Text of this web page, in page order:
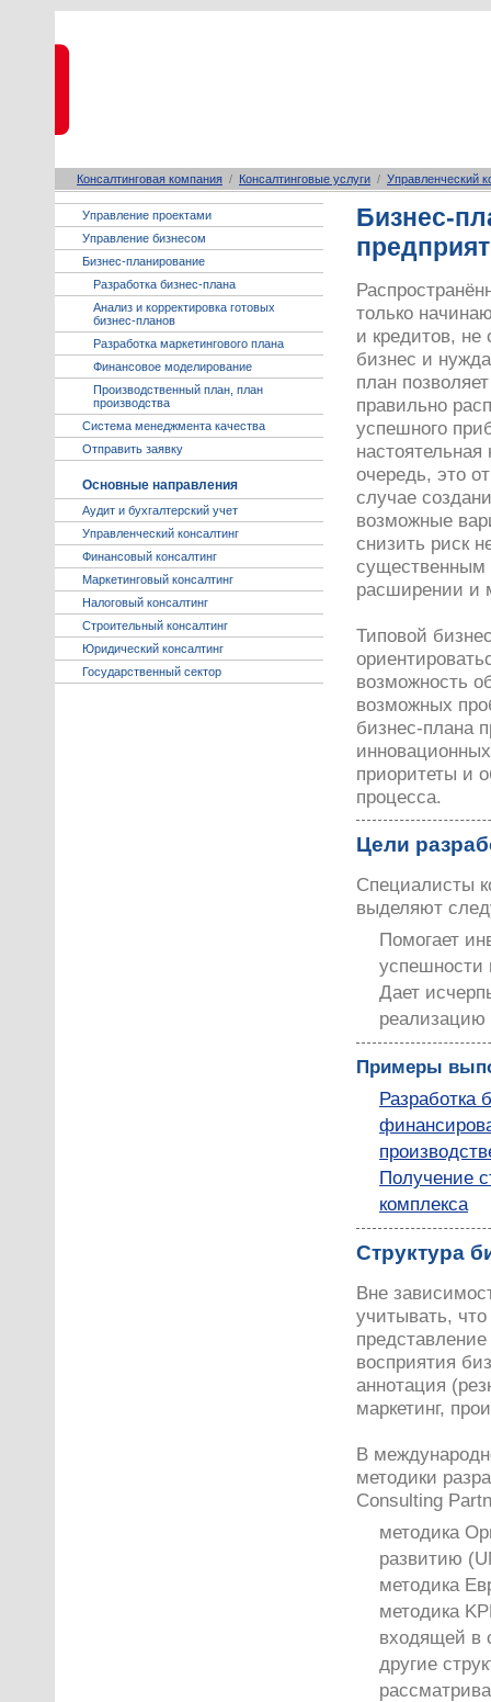
Консалтинговая компания / Консалтинговые услуги / Управленческий
Управление проектами
Управление бизнесом
Бизнес-планирование
Разработка бизнес-плана
Анализ и корректировка готовых
бизнес-планов
Разработка маркетингового плана
Финансовое моделирование
Производственный план, план
производства
Система менеджмента качества
Отправить заявку
Основные направления
Аудит и бухгалтерский учет
Управленческий консалтинг
Финансовый консалтинг
Маркетинговый консалтинг
Налоговый консалтинг
Строительный консалтинг
Юридический консалтинг
Государственный сектор
Бизнес-
только
и кредитов, не
бизнес и
план
правильно
успешного
очередь, это
случае
возможные
снизить риск
существенным
расширении и
Типовой
возможность
возможных
бизнес-плана
приоритеты и
процесса.
Цели
Специалисты
выделяют
Помогает
успешности
Дает
реализацию
Примеры
Разработка
Получение
комплекса
Структура
Вне
учитывать,
восприятия
аннотация
маркетинг,
В
методики
Consulting
методика
развитию
методика
методика
входящей в
другие